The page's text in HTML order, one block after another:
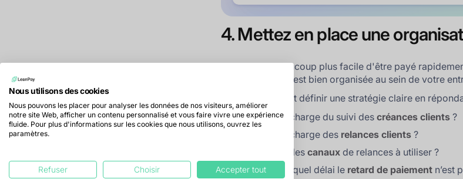
4. Mettez en place une
Il vous sera beaucoup plus facile d'être payé
est bien organisée au sein de votre
Il faut notamment définir une stratégie claire en
Qui est en charge du suivi descréances clients ?
Qui est en charge des relances clients ?
Quels sont lescanaux de relances à utiliser ?
A partir de quel délai le retard de paiement n’est
Nous utilisons des cookies
Nous pouvons les placer pour analyser les données de nos visiteurs, améliorer
notre site Web, afficher un contenu personnalisé et vous faire vivre une expérience
fluide. Pour plus d'informations sur les cookies que nous utilisons, ouvrez les
paramètres.
Refuser Choisir Accepter tout